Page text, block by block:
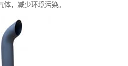
，减少环境污染。